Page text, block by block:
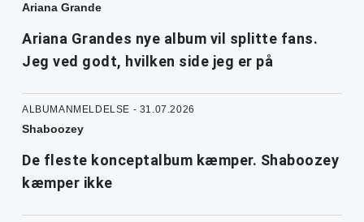
Ariana Grande
Ariana Grandes nye album vil splitte fans.
Jeg ved godt, hvilken side jeg er på
ALBUMANMELDELSE - 31.07.2026
Shaboozey
De fleste konceptalbum kæmper. Shaboozey
kæmper ikke